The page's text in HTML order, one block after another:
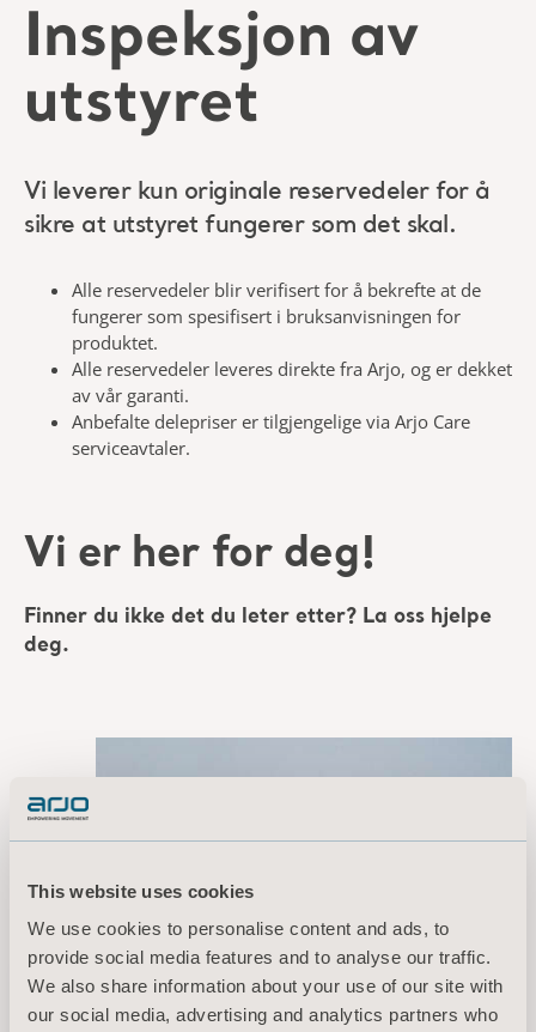
This website uses cookies
We use cookies to personalise content and ads, to
provide social media features and to analyse our traffic.
We also share information about your use of our site with
our social media, advertising and analytics partners who
Inspeksjon av
utstyret
Vi leverer kun originale reservedeler for å
sikre at utstyret fungerer som det skal.
Alle reservedeler blir verifisert for å bekrefte at de
fungerer som spesifisert i bruksanvisningen for
produktet.
Alle reservedeler leveres direkte fra Arjo, og er dekket
av vår garanti.
Anbefalte delepriser er tilgjengelige via Arjo Care
serviceavtaler.
Vi er her for deg!
Finner du ikke det du leter etter? La oss hjelpe
deg.
Få et tilbud